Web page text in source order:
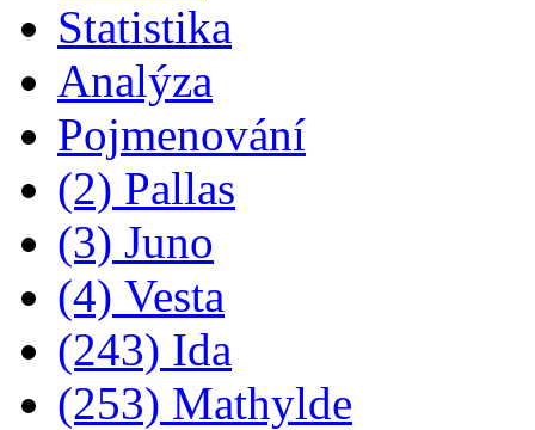
Statistika
Analýza
Pojmenování
(2) Pallas
(3) Juno
(4) Vesta
(243) Ida
(253) Mathylde